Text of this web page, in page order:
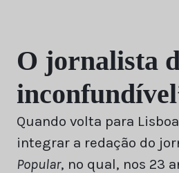
O jornalista
Quando volta para
integrar a redação do
Popular, no qual, nos 23